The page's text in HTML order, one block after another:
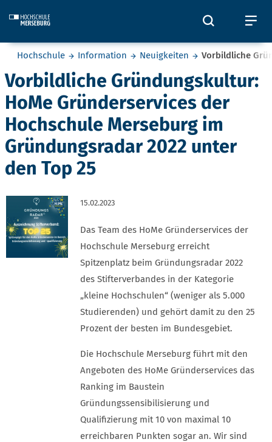
Öffnet
Sie befinden sich hier:
Hochschule Information Neuigkeiten Vorbildliche
Vorbildliche Gründungskultur:
HoMe Gründerservices der
Hochschule Merseburg im
Gründungsradar 2022 unter
den Top 25
15.02.2023
Das Team des HoMe Gründerservices der
Hochschule Merseburg erreicht
Spitzenplatz beim Gründungsradar 2022
des Stifterverbandes in der Kategorie
„kleine Hochschulen“ (weniger als 5.000
Studierenden) und gehört damit zu den 25
Prozent der besten im Bundesgebiet.
Die Hochschule Merseburg führt mit den
Angeboten des HoMe Gründerservices das
Ranking im Baustein
Gründungssensibilisierung und
Qualifizierung mit 10 von maximal 10
erreichbaren Punkten sogar an. Wir sind